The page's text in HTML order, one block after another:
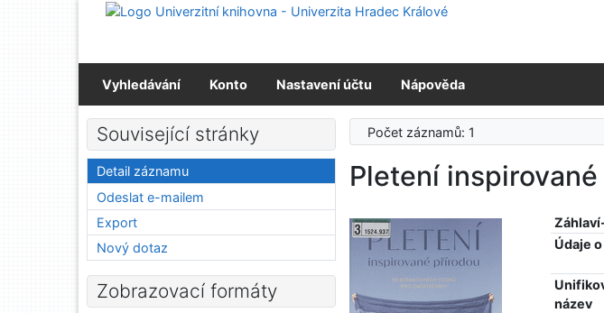
Přejít na obsah
Vyhledávání Konto Nastavení účtu Nápověda
Počet záznamů: 1
Pletení
Údaje
název
Související stránky
Detail záznamu
Odeslat e-mailem
Export
Nový dotaz
Zobrazovací formáty